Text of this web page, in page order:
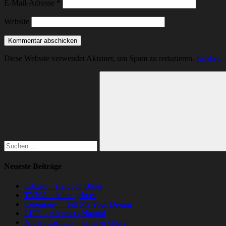
E-Mail-Adresse *
Website
Diese Website verwendet Akismet, um Spam zu reduzieren. Erfahre,
Suchen
Neueste Beiträge
Citizen – Halcyon Blues
TYNA – Allen geht es
Ceremony – Tell Me Your Dream
LIFE – Abstract / Natural
Albert Castiglia – Grits & Glory